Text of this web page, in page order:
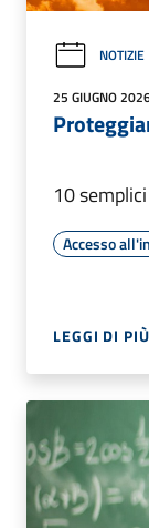
NOTIZIE
25 GIUGNO
10
Accesso
LEGGI DI PIÙ